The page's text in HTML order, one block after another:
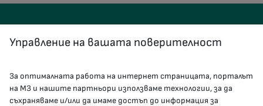
КОНТАКТИ
Управление на вашата поверителност
За оптималната работа на интернет страницата, порталът
на МЗ и нашите партньори използваме технологии, за да
съхраняваме и/или да имаме достъп до информация за